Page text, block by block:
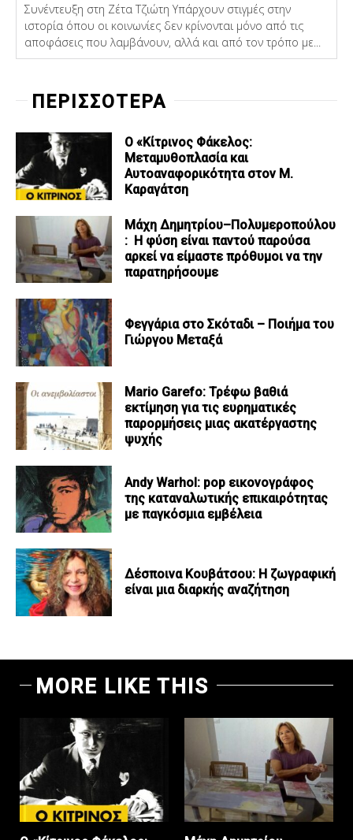
Συνέντευξη στη Ζέτα Τζιώτη Υπάρχουν στιγμές στην
ιστορία όπου οι κοινωνίες δεν κρίνονται μόνο από τις
αποφάσεις που λαμβάνουν, αλλά και από τον τρόπο με...
ΠΕΡΙΣΣΟΤΕΡΑ
Ο «Κίτρινος Φάκελος:
Μεταμυθοπλασία και
Αυτοαναφορικότητα στον Μ.
Καραγάτση
Μάχη Δημητρίου–Πολυμεροπούλου
: Η φύση είναι παντού παρούσα
αρκεί να είμαστε πρόθυμοι να την
παρατηρήσουμε
Φεγγάρια στο Σκόταδι – Ποιήμα του
Γιώργου Μεταξά
Mario Garefo: Τρέφω βαθιά
εκτίμηση για τις ευρηματικές
παρορμήσεις μιας ακατέργαστης
ψυχής
Andy Warhol: pop εικονογράφος
της καταναλωτικής επικαιρότητας
με παγκόσμια εμβέλεια
Δέσποινα Κουβάτσου: Η ζωγραφική
είναι μια διαρκής αναζήτηση
MORE LIKE THIS